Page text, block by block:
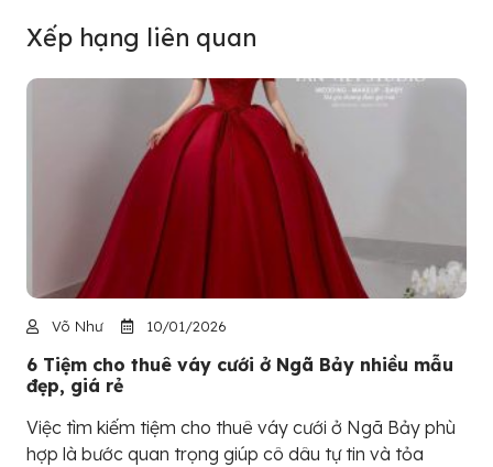
Xếp hạng liên quan
Võ Như 10/01/2026
6 Tiệm cho thuê váy cưới ở Ngã Bảy nhiều mẫu
đẹp, giá rẻ
Việc tìm kiếm tiệm cho thuê váy cưới ở Ngã Bảy phù
hợp là bước quan trọng giúp cô dâu tự tin và tỏa